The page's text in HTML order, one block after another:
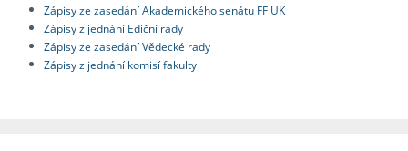
Zápisy ze zasedání Akademického senátu FF UK
Zápisy z jednání Ediční rady
Zápisy ze zasedání Vědecké rady
Zápisy z jednání komisí fakulty